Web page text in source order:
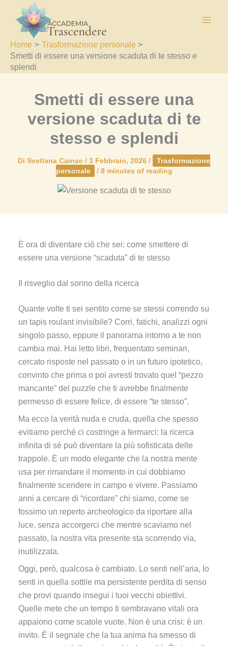
contenuto
Home
Trasformazione personale
Smetti di essere una versione scaduta di te stesso e
splendi
Smetti di essere una
versione scaduta di te
stesso e splendi
Di Svetlana Cainac / 3 Febbraio, 2026 /
Trasformazione
personale
/ 8 minutes of reading
È ora di diventare ciò che sei: come smettere di
essere una versione “scaduta” di te stesso
Il risveglio dal sonno della ricerca
Quante volte ti sei sentito come se stessi correndo su
un tapis roulant invisibile? Corri, fatichi, analizzi ogni
singolo passo, eppure il panorama intorno a te non
cambia mai. Hai letto libri, frequentato seminari,
cercato risposte nel passato o in un futuro ipotetico,
convinto che prima o poi avresti trovato quel “pezzo
mancante” del puzzle che ti avrebbe finalmente
permesso di essere felice, di essere “te stesso”.
Ma ecco la verità nuda e cruda, quella che spesso
evitiamo perché ci costringe a fermarci: la ricerca
infinita di sé può diventare la più sofisticata delle
trappole. È un modo elegante che la nostra mente
usa per rimandare il momento in cui dobbiamo
finalmente scendere in campo e vivere. Passiamo
anni a cercare di “ricordare” chi siamo, come se
fossimo un reperto archeologico da riportare alla
luce, senza accorgerci che mentre scaviamo nel
passato, la nostra vita presente sta scorrendo via,
inutilizzata.
Oggi, però, qualcosa è cambiato. Lo senti nell’aria, lo
senti in quella sottile ma persistente perdita di senso
che provi quando insegui i tuoi vecchi obiettivi.
Quelle mete che un tempo ti sembravano vitali ora
appaiono come scatole vuote. Non è una crisi: è un
invito. È il segnale che la tua anima ha smesso di